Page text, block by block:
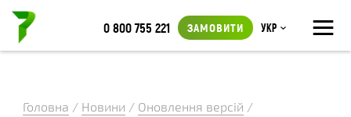
≡
0 800 755 221 ЗАМОВИТИ Укр
Головна / Новини / Оновлення версій /